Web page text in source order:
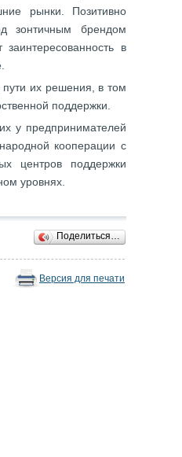
рынки. Позитивно
зонтичным брендом
в
их решения, в том
поддержки.
у предпринимателей
кооперации с
центров поддержки
уровнях.
Поделиться…
Версия для печати